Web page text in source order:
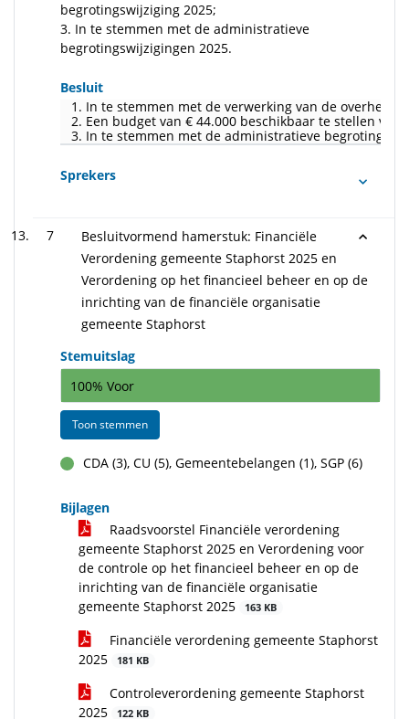
begrotingswijziging 2025;
3. In te stemmen met de administratieve
begrotingswijzigingen 2025.
Besluit
1. In te stemmen met de verwerking van de
2. Een budget van € 44.000 beschikbaar te stellen
3. In te stemmen met de administratieve
Sprekers
7
Besluitvormend hamerstuk: Financiële
Verordening gemeente Staphorst 2025 en
Verordening op het financieel beheer en op de
inrichting van de financiële organisatie
gemeente Staphorst
Stemuitslag
100% Voor
Toon stemmen
voor
CDA (3), CU (5), Gemeentebelangen (1), SGP (6)
Bijlagen
Raadsvoorstel Financiële verordening
gemeente Staphorst 2025 en Verordening voor
de controle op het financieel beheer en op de
inrichting van de financiële organisatie
gemeente Staphorst 2025
163 KB
Financiële verordening gemeente Staphorst
2025
181 KB
Controleverordening gemeente Staphorst
2025
122 KB